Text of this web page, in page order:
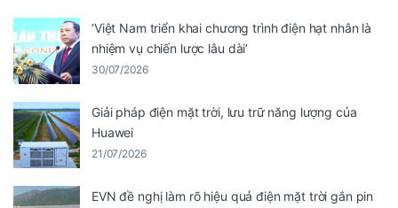
‘Việt Nam triển khai chương trình điện hạt nhân là
nhiệm vụ chiến lược lâu dài’
30/07/2026
Giải pháp điện mặt trời, lưu trữ năng lượng của
Huawei
21/07/2026
EVN đề nghị làm rõ hiệu quả điện mặt trời gắn pin